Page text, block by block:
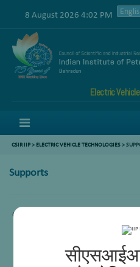
8 August 2026 4:02 PM
Electric
CSIR IIP> ELECTRIC VEHICLE TECHNOLOGIES>
Supports
Content not available